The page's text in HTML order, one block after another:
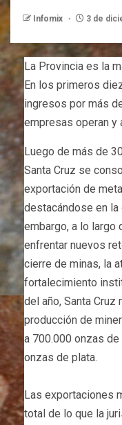
Infomix 3 de
La Provincia es la
En los primeros
ingresos por más
empresas operan y
Luego de más de
Santa Cruz se
exportación de
destacándose en la
embargo, a lo largo
enfrentar nuevos
cierre de minas, la
fortalecimiento
del año, Santa
producción de
a 700.000 onzas
onzas de plata.
Las exportaciones
total de lo que la